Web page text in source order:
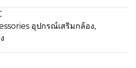
อุปกรณ์เสริมกล้อง,